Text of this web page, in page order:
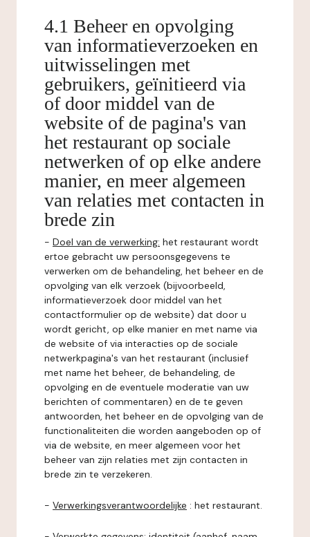
4.1 Beheer en opvolging
van informatieverzoeken en
uitwisselingen met
gebruikers, geïnitieerd via
of door middel van de
website of de pagina's van
het restaurant op sociale
netwerken of op elke andere
manier, en meer algemeen
van relaties met contacten in
brede zin
- Doel van de verwerking: het restaurant wordt
ertoe gebracht uw persoonsgegevens te
verwerken om de behandeling, het beheer en de
opvolging van elk verzoek (bijvoorbeeld,
informatieverzoek door middel van het
contactformulier op de website) dat door u
wordt gericht, op elke manier en met name via
de website of via interacties op de sociale
netwerkpagina's van het restaurant (inclusief
met name het beheer, de behandeling, de
opvolging en de eventuele moderatie van uw
berichten of commentaren) en de te geven
antwoorden, het beheer en de opvolging van de
functionaliteiten die worden aangeboden op of
via de website, en meer algemeen voor het
beheer van zijn relaties met zijn contacten in
brede zin te verzekeren.
- Verwerkingsverantwoordelijke : het restaurant.